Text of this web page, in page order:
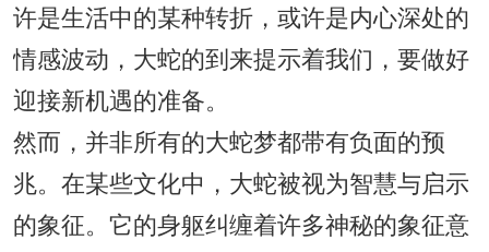
许是生活中的某种转折，或许是内心深处的
情感波动，大蛇的到来提示着我们，要做好
迎接新机遇的准备。
然而，并非所有的大蛇梦都带有负面的预
兆。在某些文化中，大蛇被视为智慧与启示
的象征。它的身躯纠缠着许多神秘的象征意